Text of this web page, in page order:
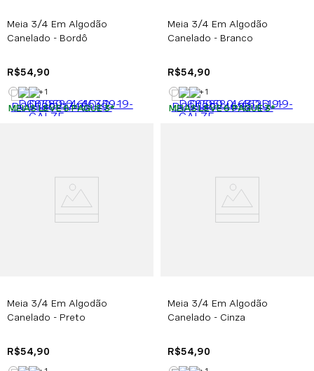
Meia 3/4 Em Algodão
Canelado - Bordô
R$54,90
+1
MEIAS LEVE 6 PAGUE 3*
Meia 3/4 Em Algodão
Canelado - Branco
R$54,90
+1
MEIAS LEVE 6 PAGUE 3*
Meia 3/4 Em Algodão
Canelado - Preto
R$54,90
Meia 3/4 Em Algodão
Canelado - Cinza
R$54,90